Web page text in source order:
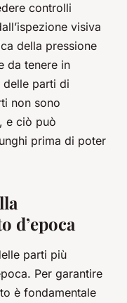
controlli
visiva
della pressione
da tenere in
parti di
non sono
e ciò può
prima di poter
d’epoca
parti più
Per garantire
è fondamentale